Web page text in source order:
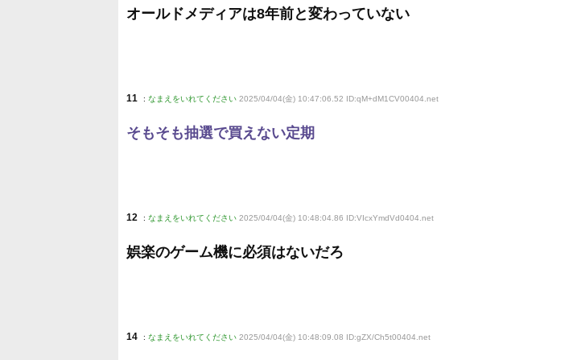
オールドメディアは8年前と変わっていない
11 : なまえをいれてください 2025/04/04(金) 10:47:06.52 ID:qM+dM1CV00404 .net
そもそも抽選で買えない定期
12 : なまえをいれてください 2025/04/04(金) 10:48:04.86 ID:VIcxYmdVd0404 .net
娯楽のゲーム機に必須はないだろ
14 : なまえをいれてください 2025/04/04(金) 10:48:09.08 ID:gZX/Ch5t00404 .net